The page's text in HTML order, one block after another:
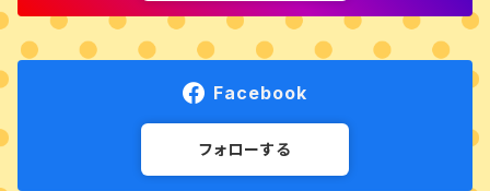
Facebook
フォローする